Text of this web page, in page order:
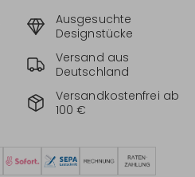
Ausgesuchte
Designstücke
Versand aus
Deutschland
Versandkostenfrei ab
100 €